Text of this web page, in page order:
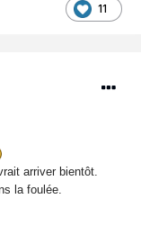
11
arriver bientôt.
la foulée.